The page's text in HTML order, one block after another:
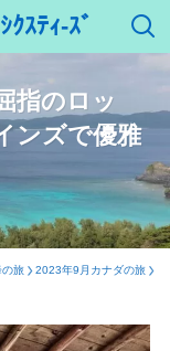
ｽﾃｨ-ｽﾞ
指のロッ
ンズで優雅
の旅 2023年9月カナダの旅